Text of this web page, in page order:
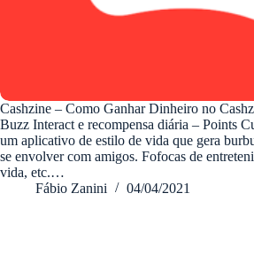
Cashzine – Como Ganhar Dinheiro no
Buzz Interact e recompensa diária – Points
um aplicativo de estilo de vida que gera
se envolver com amigos. Fofocas de
vida, etc.…
Fábio Zanini
04/04/2021